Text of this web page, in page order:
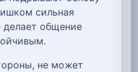
сильная
делает общение
не может